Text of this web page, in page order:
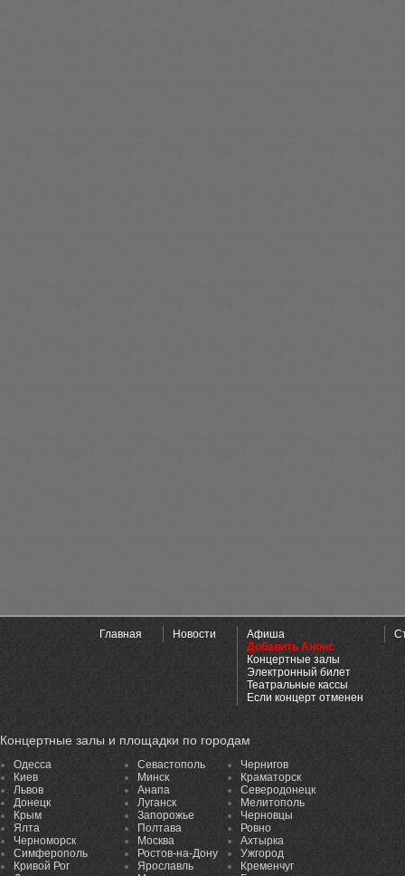
Главная Новости
Афиша
Добавить Анонс
Концертные залы
Электронный билет
Театральные кассы
Если концерт отменен
Концертные залы и площадки по городам
Одесса
Киев
Львов
Донецк
Крым
Ялта
Черноморск
Симферополь
Кривой Рог
Севастополь
Минск
Анапа
Луганск
Запорожье
Полтава
Москва
Ростов-на-Дону
Ярославль
Чернигов
Краматорск
Северодонецк
Мелитополь
Черновцы
Ровно
Ахтырка
Ужгород
Кременчуг